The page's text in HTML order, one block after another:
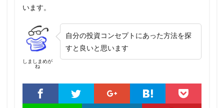
います。
しましまめが
ね
自分の投資コンセプトにあった方法を探
すと良いと思います